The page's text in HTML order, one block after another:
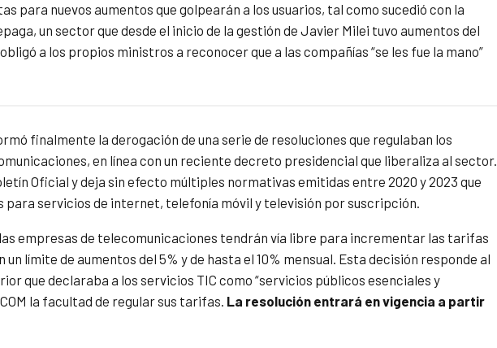
para nuevos aumentos que golpearán a los usuarios, tal como sucedió con la
un sector que desde el inicio de la gestión de Javier Milei tuvo aumentos del
a los propios ministros a reconocer que a las compañías “se les fue la mano”
finalmente la derogación de una serie de resoluciones que regulaban los
en línea con un reciente decreto presidencial que liberaliza al sector.
Oficial y deja sin efecto múltiples normativas emitidas entre 2020 y 2023 que
servicios de internet, telefonía móvil y televisión por suscripción.
empresas de telecomunicaciones tendrán vía libre para incrementar las tarifas
límite de aumentos del 5% y de hasta el 10% mensual. Esta decisión responde al
que declaraba a los servicios TIC como “servicios públicos esenciales y
la facultad de regular sus tarifas. La resolución entrará en vigencia a partir